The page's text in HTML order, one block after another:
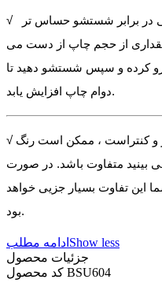
√ برخی از چاپ ها مانند چاپ های پفکی در برابر شستشو حساس تر
از حجم چاپ از دست می
رو کرده و سپس شستشو دهید تا
دوام چاپ افزایش یابد.
√ به دلیل تفاوت مانیتور ها در رنگ و نور و کنتراست ، ممکن است رنگ
بینید متفاوت باشد. در صورت
این تفاوت بسیار جزیی خواهد
بود.
ادامه مطلب Show less
جزئیات محصول
BSU604